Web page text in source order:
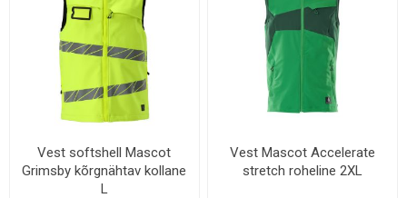
Vest softshell Mascot
Grimsby kõrgnähtav kollane
L
Vest Mascot Accelerate
stretch roheline 2XL